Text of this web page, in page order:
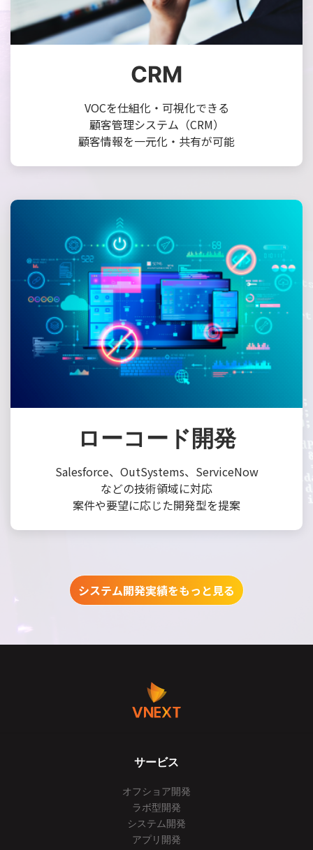
CRM
VOCを仕組化・可視化できる
顧客管理システム（CRM）
顧客情報を一元化・共有が可能
ローコード開発
Salesforce、OutSystems、ServiceNow
などの技術領域に対応
案件や要望に応じた開発型を提案
システム開発実績をもっと見る
サービス
オフショア開発
ラボ型開発
システム開発
アプリ開発